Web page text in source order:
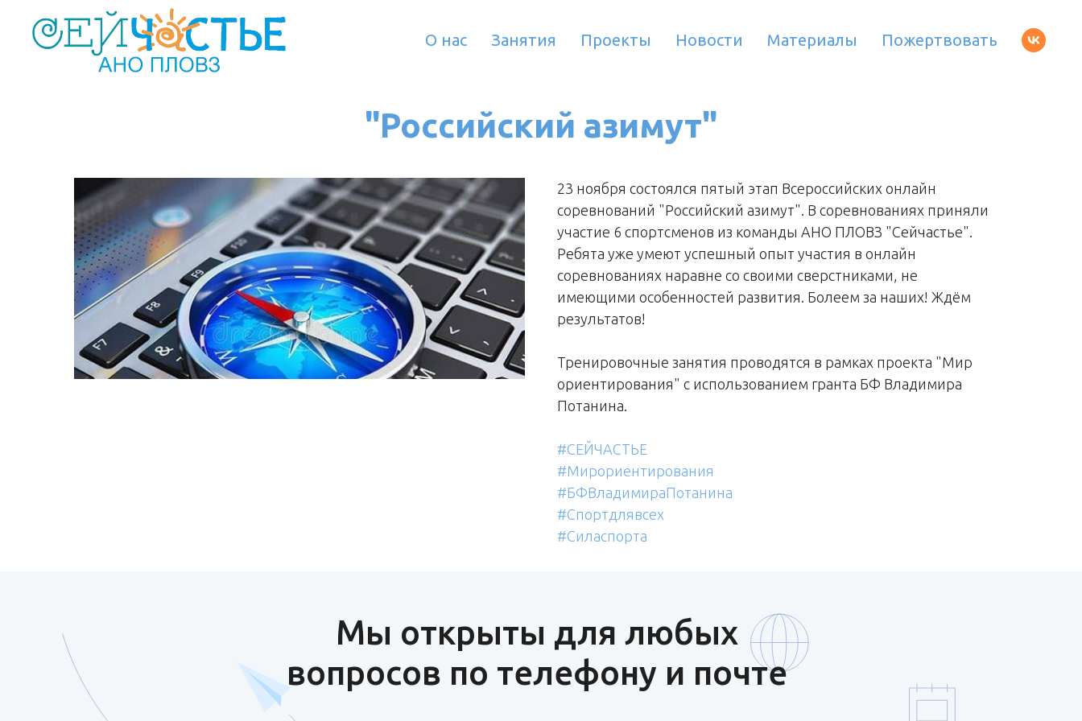
О нас Занятия Проекты Новости Материалы Пожертвовать
"Российский азимут"
23 ноября состоялся пятый этап Всероссийских онлайн
соревнований "Российский азимут". В соревнованиях приняли
участие 6 спортсменов из команды АНО ПЛОВЗ "Сейчастье".
Ребята уже умеют успешный опыт участия в онлайн
соревнованиях наравне со своими сверстниками, не
имеющими особенностей развития. Болеем за наших! Ждём
результатов!
Тренировочные занятия проводятся в рамках проекта "Мир
ориентирования" с использованием гранта БФ Владимира
Потанина.
#СЕЙЧАСТЬЕ
#Мирориентирования
#БФВладимираПотанина
#Спортдлявсех
#Силаспорта
Мы открыты для любых
вопросов по телефону и почте